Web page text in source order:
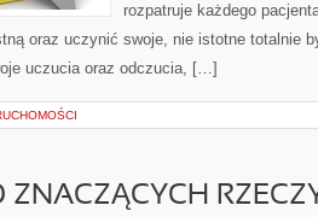
rozpatruje każdego
oraz uczynić swoje, nie istotne totalnie
uczucia oraz odczucia, […]
ZNACZĄCYCH